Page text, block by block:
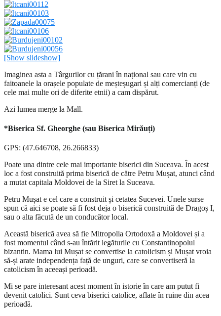
[Show slideshow]
Imaginea asta a Târgurilor cu țărani în național sau care vin cu
faitoanele la orașele populate de meșteșugari și alți comercianți (de
cele mai multe ori de diferite etnii) a cam dispărut.
Azi lumea merge la Mall.
*Biserica Sf. Gheorghe (sau Biserica Mirăuți)
GPS: (47.646708, 26.266833)
Poate una dintre cele mai importante biserici din Suceava. În acest
loc a fost construită prima biserică de către Petru Mușat, atunci când
a mutat capitala Moldovei de la Siret la Suceava.
Petru Mușat e cel care a construit și cetatea Sucevei. Unele surse
spun că aici se poate să fi fost deja o biserică construită de Dragoș I,
sau o alta făcută de un conducător local.
Această biserică avea să fie Mitropolia Ortodoxă a Moldovei și a
fost momentul când s-au întărit legăturile cu Constantinopolul
bizantin. Mama lui Mușat se convertise la catolicism și Mușat vroia
să-și arate independența față de unguri, care se convertiseră la
catolicism în aceeași perioadă.
Mi se pare interesant acest moment în istorie în care am putut fi
devenit catolici. Sunt ceva biserici catolice, aflate în ruine din acea
perioadă.